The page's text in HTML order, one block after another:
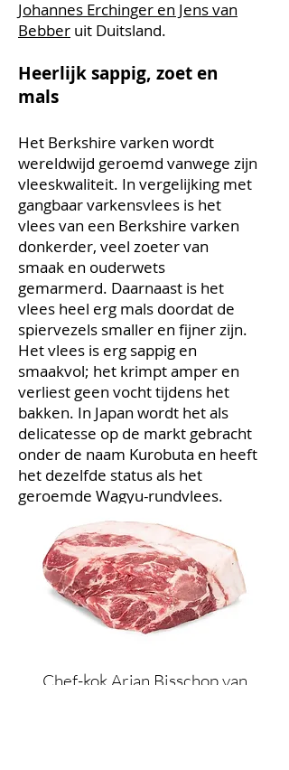
Johannes Erchinger en Jens van
Bebber uit Duitsland.
Heerlijk sappig, zoet en
mals
Het Berkshire varken wordt
wereldwijd geroemd vanwege zijn
vleeskwaliteit. In vergelijking met
gangbaar varkensvlees is het
vlees van een Berkshire varken
donkerder, veel zoeter van
smaak en ouderwets
gemarmerd. Daarnaast is het
vlees heel erg mals doordat de
spiervezels smaller en fijner zijn.
Het vlees is erg sappig en
smaakvol; het krimpt amper en
verliest geen vocht tijdens het
bakken. In Japan wordt het als
delicatesse op de markt gebracht
onder de naam Kurobuta en heeft
het dezelfde status als het
geroemde Wagyu-rundvlees.
Chef-kok Arjan Bisschop van